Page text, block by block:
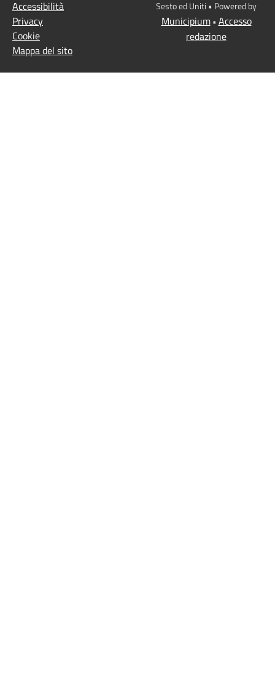
Accessibilità
Privacy
Cookie
Mappa del sito
Sesto ed Uniti • Powered by
Municipium• Accesso
redazione